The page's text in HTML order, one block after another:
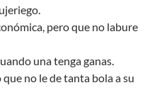
pero que no labure
una tenga ganas.
no le de tanta bola a su